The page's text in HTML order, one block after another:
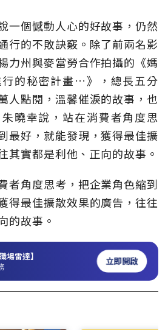
一個憾動人心的好故事，仍然
行的不敗訣竅。除了前兩名影
力州與麥當勞合作拍攝的《媽
的秘密計畫…》，總長五分
人點閱，溫馨催淚的故事，也
曉幸說，站在消費者角度思
最好，就能發現，獲得最佳擴
其實都是利他、正向的故事。
者角度思考，把企業角色縮到
得最佳擴散效果的廣告，往往
的故事。
場雷達】 立即開啟